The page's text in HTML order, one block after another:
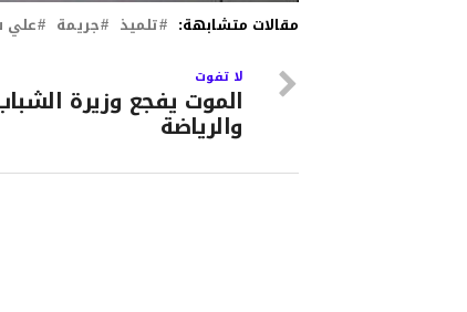
مقالات متشابهة: تلميذ جريمة علي
لا تفوت
الموت يفجع وزيرة
والرياضة